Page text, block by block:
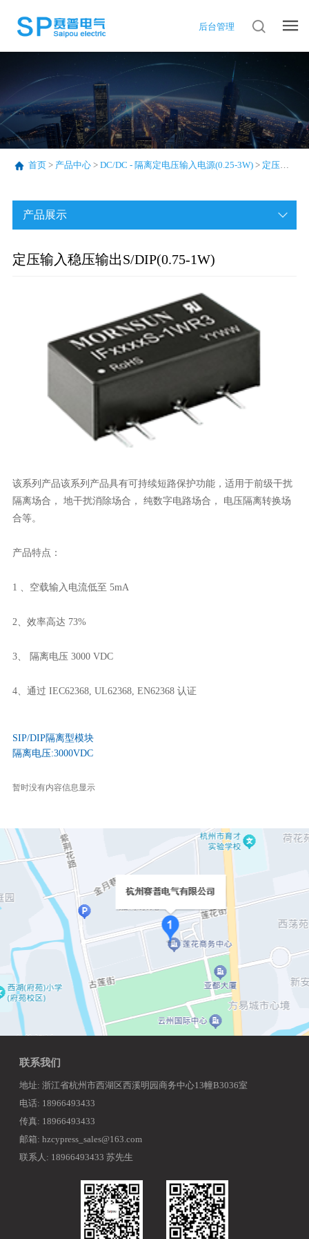
后台管理
首页> 产品中心> DC/DC - 隔离定电压输入电源(0.25-3W)> 定压输入稳压输出S/DIP(0.75-1W)
产品展示
定压输入稳压输出S/DIP(0.75-1W)
该系列产品该系列产品具有可持续短路保护功能，适用于前级干扰
隔离场合， 地干扰消除场合， 纯数字电路场合， 电压隔离转换场
合等。
产品特点：
1 、空载输入电流低至 5mA
2、效率高达 73%
3、 隔离电压 3000 VDC
4、通过 IEC62368, UL62368, EN62368 认证
SIP/DIP隔离型模块
隔离电压:3000VDC
暂时没有内容信息显示
联系我们
地址: 浙江省杭州市西湖区西溪明园商务中心13幢B3036室
电话: 18966493433
传真: 18966493433
邮箱: hzcypress_sales@163.com
联系人: 18966493433 苏先生